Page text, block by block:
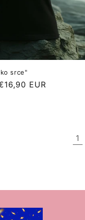
srce"
EUR
1